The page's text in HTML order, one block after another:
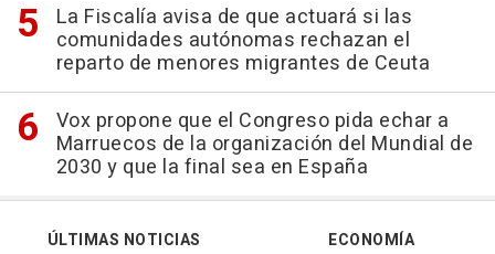
La Fiscalía avisa de que actuará si las
comunidades autónomas rechazan el
reparto de menores migrantes de Ceuta
Vox propone que el Congreso pida echar a
Marruecos de la organización del Mundial de
2030 y que la final sea en España
ÚLTIMAS NOTICIAS
ECONOMÍA